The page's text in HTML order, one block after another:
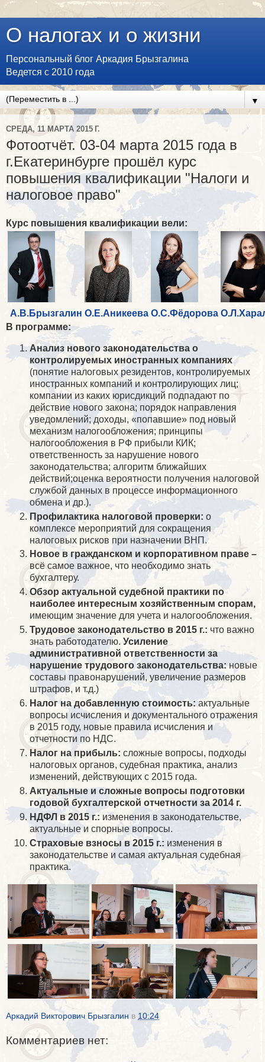
О налогах и о жизни
Персональный блог Аркадия Брызгалина
Ведется с 2010 года
▼
СРЕДА, 11 МАРТА 2015 Г.
Фотоотчёт. 03-04 марта 2015 года в
г.Екатеринбурге прошёл курс
повышения квалификации "Налоги и
налоговое право"
Курс повышения квалификации вели:
А.В.Брызгалин О.Е.Аникеева О.С.Фёдорова
В программе:
Анализ нового законодательства о
контролируемых иностранных компаниях
(понятие налоговых резидентов, контролируемых
иностранных компаний и контролирующих лиц;
компании из каких юрисдикций подпадают по
действие нового закона; порядок направления
уведомлений; доходы, «попавшие» под новый
механизм налогообложения; принципы
налогообложения в РФ прибыли КИК;
ответственность за нарушение нового
законодательства; алгоритм ближайших
действий;оценка вероятности получения налоговой
службой данных в процессе информационного
обмена и др.).
Профилактика налоговой проверки: о
комплексе мероприятий для сокращения
налоговых рисков при назначении ВНП.
Новое в гражданском и корпоративном праве –
всё самое важное, что необходимо знать
бухгалтеру.
Обзор актуальной судебной практики по
наиболее интересным хозяйственным спорам,
имеющим значение для учета и налогообложения.
Трудовое законодательство в 2015 г.: что важно
знать работодателю. Усиление
административной ответственности за
нарушение трудового законодательства:новые
составы правонарушений, увеличение размеров
штрафов, и т.д.)
Налог на добавленную стоимость: актуальные
вопросы исчисления и документального отражения
в 2015 году, новые правила исчисления и
отчетности по НДС.
Налог на прибыль: сложные вопросы, подходы
налоговых органов, судебная практика, анализ
изменений, действующих с 2015 года.
Актуальные и сложные вопросы подготовки
годовой бухгалтерской отчетности за 2014 г.
НДФЛ в 2015 г.: изменения в законодательстве,
актуальные и спорные вопросы.
Страховые взносы в 2015 г.: изменения в
законодательстве и самая актуальная судебная
практика.
Аркадий Викторович Брызгалин в 10:24
Комментариев нет: